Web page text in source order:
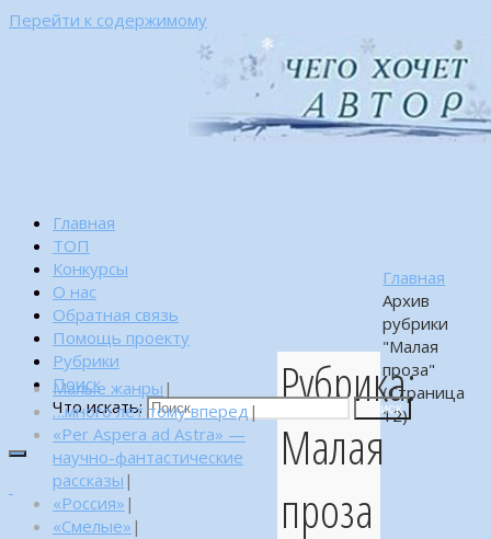
Перейти к содержимому
Главная
ТОП
Конкурсы
О нас
Обратная связь
Помощь проекту
Рубрики
Поиск
Что искать:
Поиск
Главная
Архив
рубрики
"Малая
проза"
(Страница
12)
Рубрика:
Малая
проза
Малые жанры |
…много лет тому вперед |
«Per Aspera ad Astra» —
научно-фантастические
рассказы |
«Россия» |
«Смелые» |